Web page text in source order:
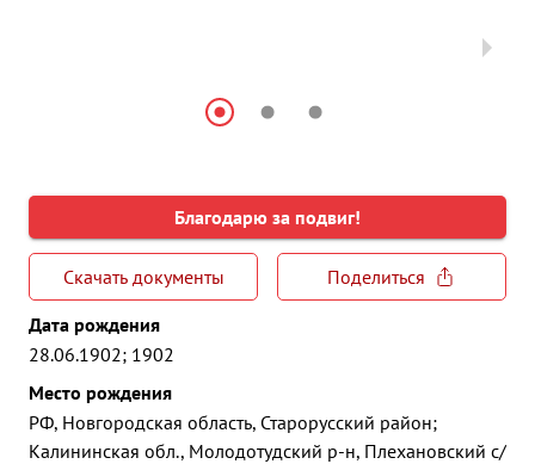
Благодарю за подвиг!
Скачать документы
Поделиться
Дата рождения
28.06.1902; 1902
Место рождения
РФ, Новгородская область, Старорусский район;
Калининская обл., Молодотудский р-н, Плехановский с/